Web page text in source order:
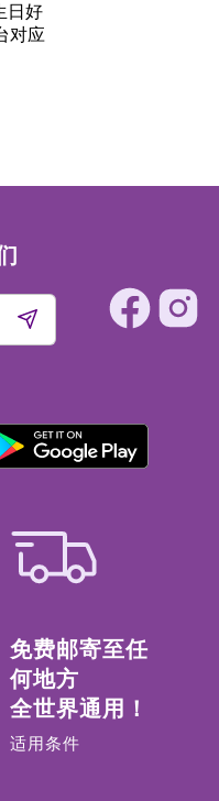
日好
对应
免费邮寄至任
何地方
全世界通用！
适用条件